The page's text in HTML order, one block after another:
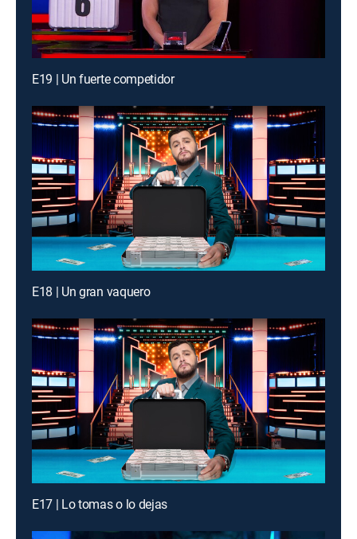
E19 | Un fuerte competidor
E18 | Un gran vaquero
E17 | Lo tomas o lo dejas